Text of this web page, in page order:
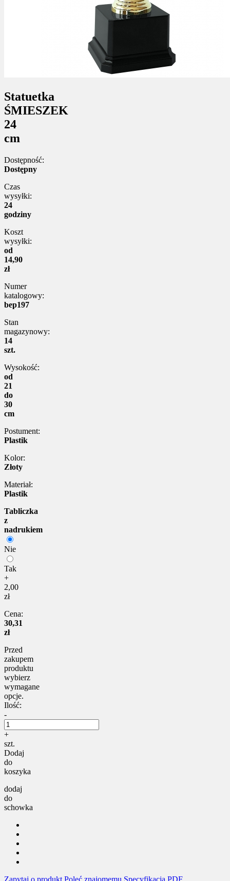
Statuetka
ŚMIESZEK
24
cm
Dostępność:
Dostępny
Czas
wysyłki:
24
godziny
Koszt
wysyłki:
od
14,90
zł
Numer
katalogowy:
bep197
Stan
magazynowy:
14
szt.
Wysokość:
od
21
do
30
cm
Postument:
Plastik
Kolor:
Złoty
Materiał:
Plastik
Tabliczka
z
nadrukiem
Nie
Tak
+
2,00
zł
Cena:
30,31
zł
Przed
zakupem
produktu
wybierz
wymagane
opcje.
Ilość:
-
+
szt.
Dodaj
do
koszyka
dodaj
do
schowka
Zapytaj o produkt Poleć znajomemu Specyfikacja PDF